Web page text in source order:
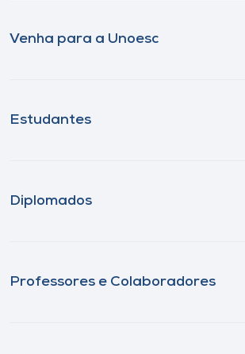
Venha para a Unoesc
Estudantes
Diplomados
Professores e Colaboradores